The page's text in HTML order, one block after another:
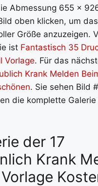
Abmessung 655 x
oben klicken, um
Größe anzuzeigen.
ist Fantastisch 35
Vorlage. Für das
Krank Melden
. Sie sehen Bild
die komplette
der 17
Krank